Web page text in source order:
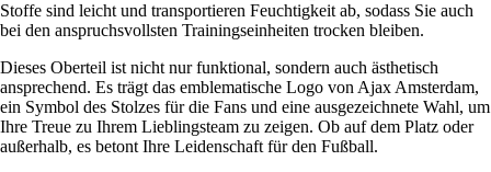
Stoffe sind leicht und transportieren Feuchtigkeit ab, sodass Sie auch
bei den anspruchsvollsten Trainingseinheiten trocken bleiben.
Dieses Oberteil ist nicht nur funktional, sondern auch ästhetisch
ansprechend. Es trägt das emblematische Logo von Ajax Amsterdam,
ein Symbol des Stolzes für die Fans und eine ausgezeichnete Wahl, um
Ihre Treue zu Ihrem Lieblingsteam zu zeigen. Ob auf dem Platz oder
außerhalb, es betont Ihre Leidenschaft für den Fußball.